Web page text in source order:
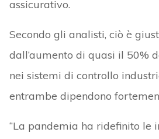
assicurativo.
Secondo gli analisti, ciò è
dall’aumento di quasi il 50%
nei sistemi di controllo
entrambe dipendono
“La pandemia ha ridefinito le